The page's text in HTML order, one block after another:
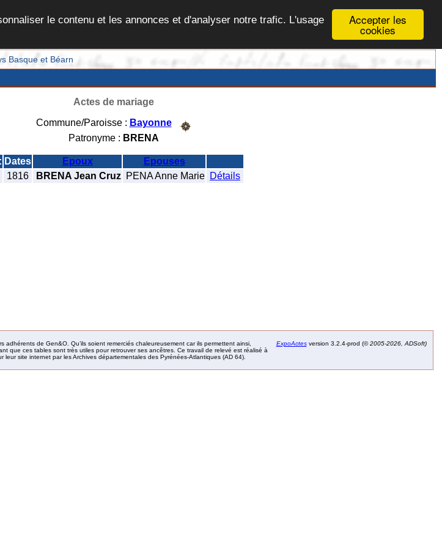
Accepter les
cookies
le contenu et les annonces et d'analyser notre trafic. L'usage
Basque et Béarn
Actes de mariage
Commune/Paroisse : Bayonne
Patronyme : BRENA
Dates Epoux
Epouses
1816 BRENA Jean Cruz PENA Anne Marie Détails
de Gen&O. Qu’ils soient remerciés chaleureusement car ils permettent ainsi,
que ces tables sont très utiles pour retrouver ses ancêtres. Ce travail de relevé est réalisé à
leur site internet par les Archives départementales des Pyrénées-Atlantiques (AD 64).
ExpoActesversion 3.2.4-prod (©2005-2026, ADSoft)